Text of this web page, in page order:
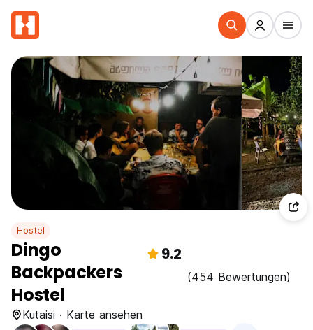
Hostel
Dingo
Backpackers
Hostel
9.2
(454 Bewertungen)
Kutaisi · Karte ansehen